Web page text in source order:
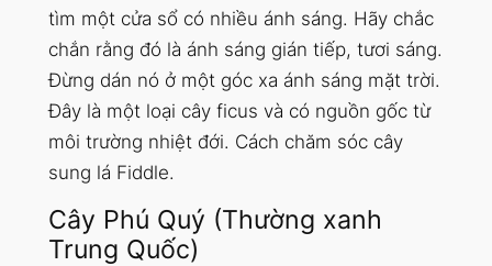
tìm một cửa sổ có nhiều ánh sáng. Hãy chắc
chắn rằng đó là ánh sáng gián tiếp, tươi sáng.
Đừng dán nó ở một góc xa ánh sáng mặt trời.
Đây là một loại cây ficus và có nguồn gốc từ
môi trường nhiệt đới. Cách chăm sóc cây
sung lá Fiddle.
Cây Phú Quý (Thường xanh
Trung Quốc)